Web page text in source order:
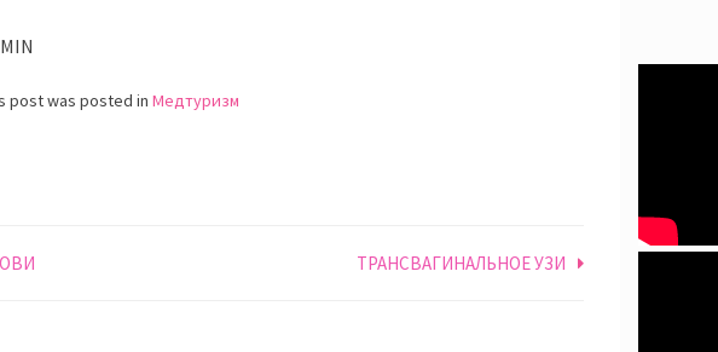
post was posted inМедтуризм
ТРАНСВАГИНАЛЬНОЕ УЗИ